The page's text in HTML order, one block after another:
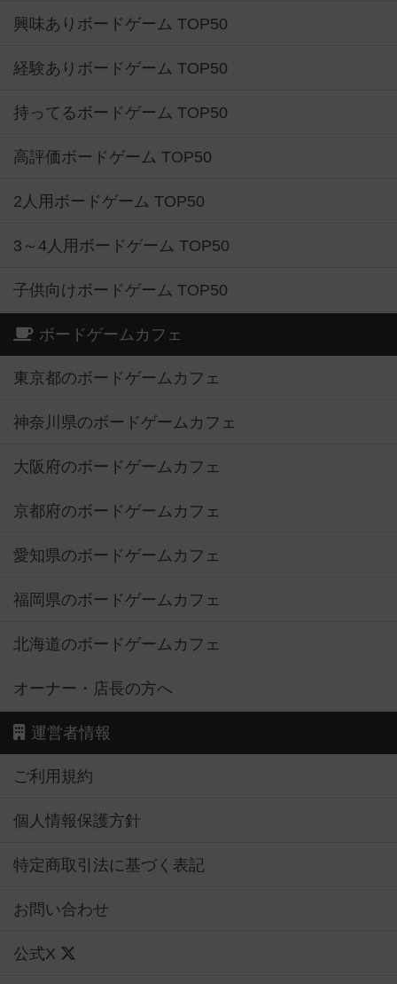
興味ありボードゲーム TOP50
経験ありボードゲーム TOP50
持ってるボードゲーム TOP50
高評価ボードゲーム TOP50
2人用ボードゲーム TOP50
3～4人用ボードゲーム TOP50
子供向けボードゲーム TOP50
ボードゲームカフェ
東京都のボードゲームカフェ
神奈川県のボードゲームカフェ
大阪府のボードゲームカフェ
京都府のボードゲームカフェ
愛知県のボードゲームカフェ
福岡県のボードゲームカフェ
北海道のボードゲームカフェ
オーナー・店長の方へ
運営者情報
ご利用規約
個人情報保護方針
特定商取引法に基づく表記
お問い合わせ
公式X